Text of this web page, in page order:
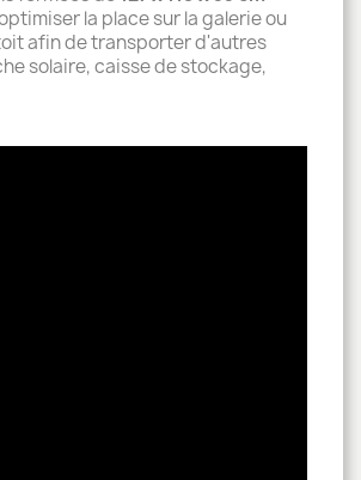
la place sur la galerie ou
afin de transporter d'autres
solaire, caisse de stockage,